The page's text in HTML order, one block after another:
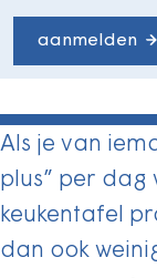
aanmelden
Als je van
plus” per dag
keukentafel
dan ook